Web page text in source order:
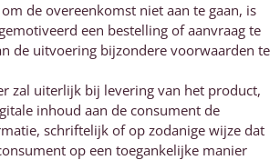
de overeenkomst niet aan te gaan, is
een bestelling of aanvraag te
de uitvoering bijzondere voorwaarden te
zal uiterlijk bij levering van het product,
inhoud aan de consument de
schriftelijk of op zodanige wijze dat
op een toegankelijke manier